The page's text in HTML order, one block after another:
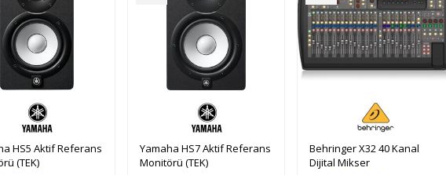
HS5 Aktif Referans
(TEK)
Yamaha HS7 Aktif Referans
Monitörü (TEK)
Behringer X32 40 Kanal
Dijital Mikser